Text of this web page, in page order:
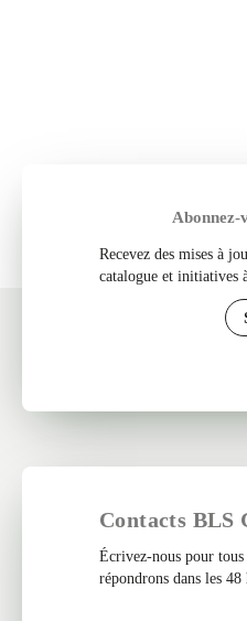
Abonnez-
Recevez des mises à
catalogue et initiatives
Contacts BLS
Écrivez-nous pour tous
répondrons dans les 48